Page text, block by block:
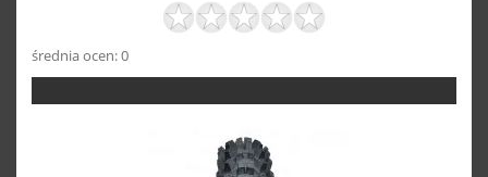
średnia ocen: 0